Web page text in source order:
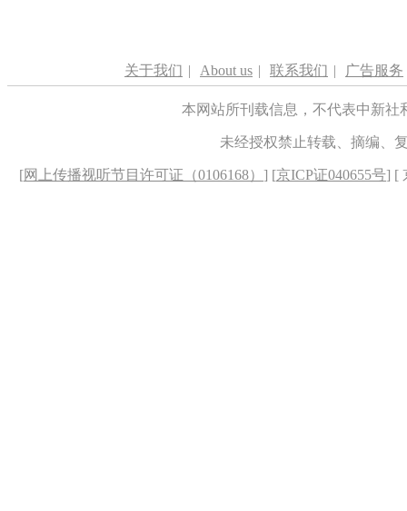
关于我们 | About us | 联系我们 | 广告服务
本网站所刊载信息，不代表中新
未经授权禁止转载、摘编、
[网上传播视听节目许可证（0106168） ] [京ICP证040655号] [